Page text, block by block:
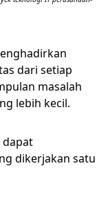
dari setiap
masalah
lebih kecil.
dapat
dikerjakan satu